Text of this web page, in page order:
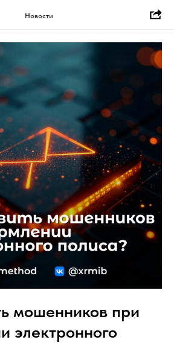
Новости
мошенников при
электронного